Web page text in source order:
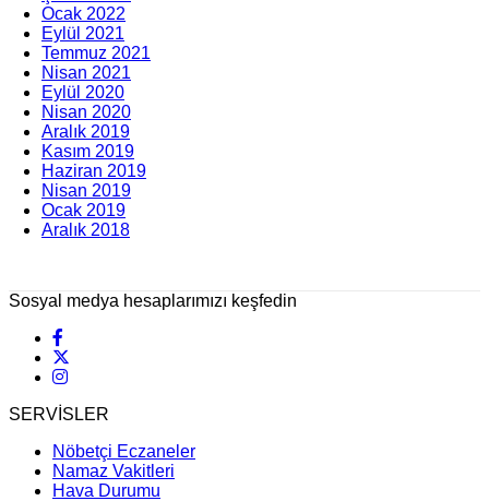
Ocak 2022
Eylül 2021
Temmuz 2021
Nisan 2021
Eylül 2020
Nisan 2020
Aralık 2019
Kasım 2019
Haziran 2019
Nisan 2019
Ocak 2019
Aralık 2018
Sosyal medya hesaplarımızı keşfedin
SERVİSLER
Nöbetçi Eczaneler
Namaz Vakitleri
Hava Durumu